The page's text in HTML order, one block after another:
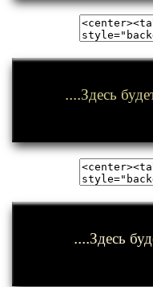
....Здесь
....Здесь